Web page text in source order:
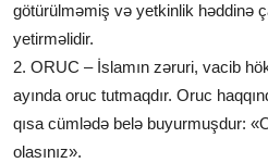
götürülməmiş və yetkinlik həddinə
yetirməlidir.
2. ORUC – İslamın zəruri, vacib
ayında oruc tutmaqdır. Oruc
qısa cümlədə belə buyurmuşdur:
olasınız».